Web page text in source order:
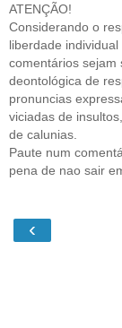
ATENÇÃO!
Considerando o
liberdade
comentários sejam
deontológica de
pronuncias
viciadas de
de calunias.
Paute num
pena de nao sair
‹